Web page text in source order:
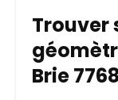
Trouver
Brie